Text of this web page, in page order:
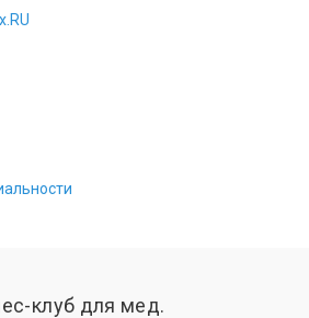
клуб для мед.